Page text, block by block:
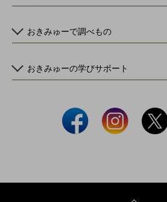
おきみゅーで調べもの
おきみゅーの学びサポート